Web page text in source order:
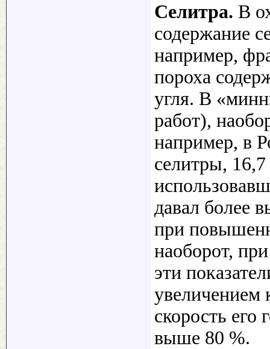
Селитра. В
содержание
например,
пороха
угля. В
работ),
например, в
селитры,
давал более
при
наоборот,
эти
увеличением
скорость его
выше 80 %.